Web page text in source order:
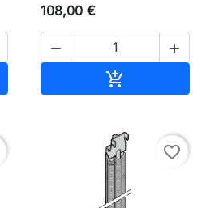
108,00 €
 

favorite_border